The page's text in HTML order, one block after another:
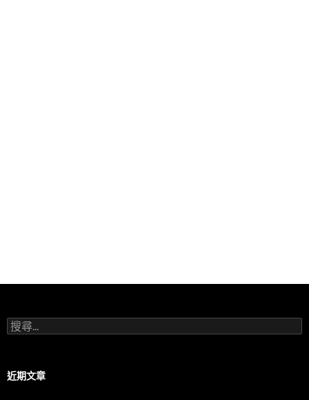
搜
尋
字:
近期文章